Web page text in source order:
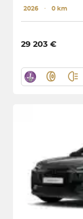
2026 ･ 0 km
29 203 €